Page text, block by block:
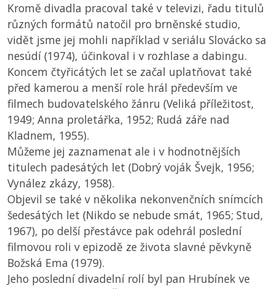
Kromě divadla pracoval také v televizi, řadu titulů
různých formátů natočil pro brněnské studio,
vidět jsme jej mohli například v seriálu Slovácko sa
nesúdí (1974), účinkoval i v rozhlase a dabingu.
Koncem čtyřicátých let se začal uplatňovat také
před kamerou a menší role hrál především ve
filmech budovatelského žánru (Veliká příležitost,
1949; Anna proletářka, 1952; Rudá záře nad
Kladnem, 1955).
Můžeme jej zaznamenat ale i v hodnotnějších
titulech padesátých let (Dobrý voják Švejk, 1956;
Vynález zkázy, 1958).
Objevil se také v několika nekonvenčních snímcích
šedesátých let (Nikdo se nebude smát, 1965; Stud,
1967), po delší přestávce pak odehrál poslední
filmovou roli v epizodě ze života slavné pěvkyně
Božská Ema (1979).
Jeho poslední divadelní rolí byl pan Hrubínek ve